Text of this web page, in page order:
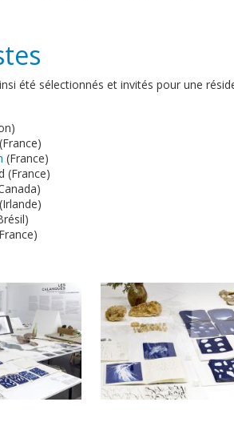
été sélectionnés et invités pour une
(France)
(France)